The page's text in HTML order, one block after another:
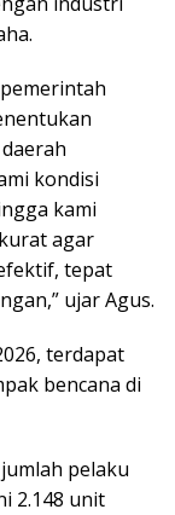
kondisi
kami
agar
tepat
ujar Agus.
terdapat
bencana di
pelaku
2.148 unit